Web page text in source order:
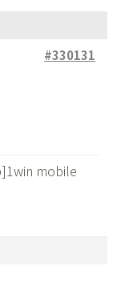
#330131
mobile